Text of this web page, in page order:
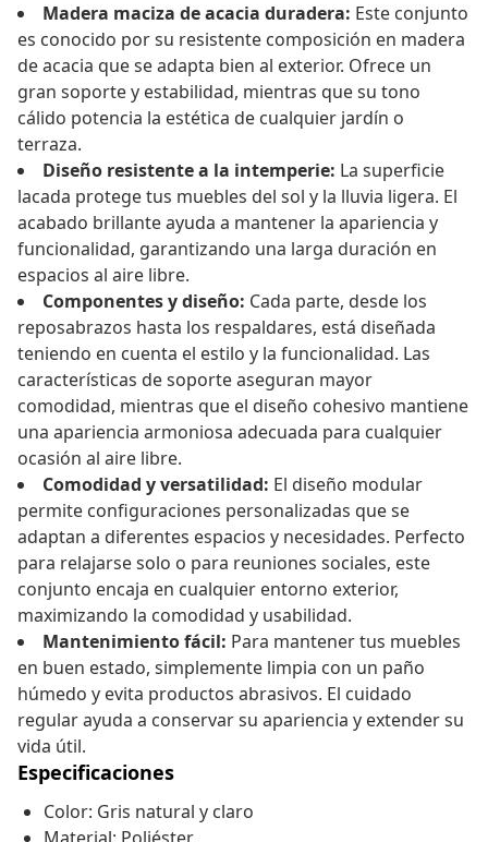
Madera maciza de acacia duradera: Este conjunto
es conocido por su resistente composición en madera
de acacia que se adapta bien al exterior. Ofrece un
gran soporte y estabilidad, mientras que su tono
cálido potencia la estética de cualquier jardín o
terraza.
Diseño resistente a la intemperie: La superficie
lacada protege tus muebles del sol y la lluvia ligera. El
acabado brillante ayuda a mantener la apariencia y
funcionalidad, garantizando una larga duración en
espacios al aire libre.
Componentes y diseño: Cada parte, desde los
reposabrazos hasta los respaldares, está diseñada
teniendo en cuenta el estilo y la funcionalidad. Las
características de soporte aseguran mayor
comodidad, mientras que el diseño cohesivo mantiene
una apariencia armoniosa adecuada para cualquier
ocasión al aire libre.
Comodidad y versatilidad: El diseño modular
permite configuraciones personalizadas que se
adaptan a diferentes espacios y necesidades. Perfecto
para relajarse solo o para reuniones sociales, este
conjunto encaja en cualquier entorno exterior,
maximizando la comodidad y usabilidad.
Mantenimiento fácil: Para mantener tus muebles
en buen estado, simplemente limpia con un paño
húmedo y evita productos abrasivos. El cuidado
regular ayuda a conservar su apariencia y extender su
vida útil.
Especificaciones
Color: Gris natural y claro